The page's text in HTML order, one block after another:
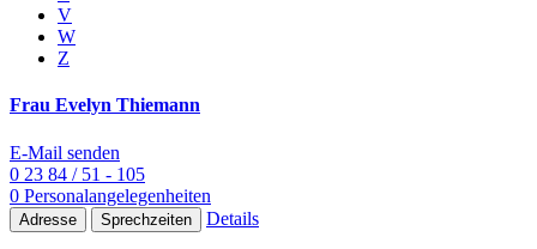
V
W
Z
Frau Evelyn Thiemann
E-Mail senden
0 23 84 / 51 - 105
0 Personalangelegenheiten
Adresse Sprechzeiten Details